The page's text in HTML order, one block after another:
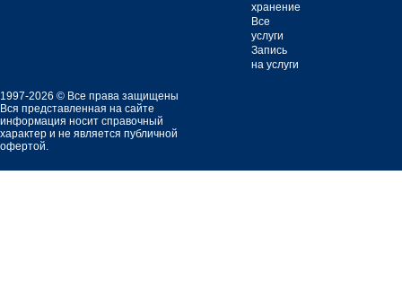
хранение
Все
услуги
Запись
на услуги
1997-2026 © Все права защищены
Вся представленная на сайте
информация носит справочный
характер и не является публичной
офертой.